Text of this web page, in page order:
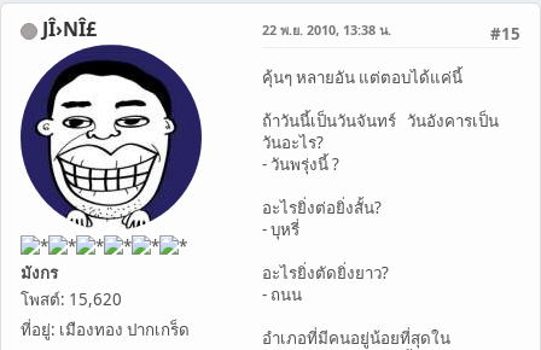
JÎ›NÎ£
มังกร
โพสต์: 15,620
ที่อยู่: เมืองทอง ปากเกร็ด
#15
22 พ.ย. 2010, 13:38 น.
คุ้นๆ หลายอัน แต่ตอบได้แค่นี้
ถ้าวันนี้เป็นวันจันทร์ วันอังคารเป็น
วันอะไร?
- วันพรุ่งนี้ ?
อะไรยิ่งต่อยิ่งสั้น?
- บุหรี่
อะไรยิ่งตัดยิ่งยาว?
- ถนน
อำเภอที่มีคนอยู่น้อยที่สุดใน